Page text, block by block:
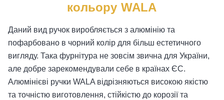
кольору WALA
Даний вид ручок виробляється з алюмінію та
пофарбовано в чорний колір для більш естетичного
вигляду. Така фурнітура не зовсім звична для України,
але добре зарекомендували себе в країнах ЄС.
Алюмінієві ручки WALA відрізняються високою якістю
та точністю виготовлення, стійкістю до корозії та